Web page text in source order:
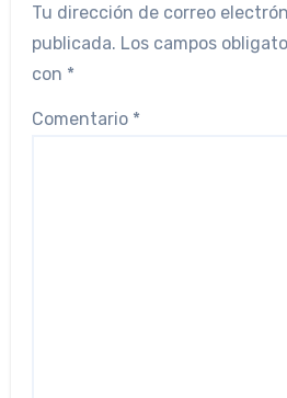
Tu dirección de correo
publicada. Los campos
con *
Comentario *